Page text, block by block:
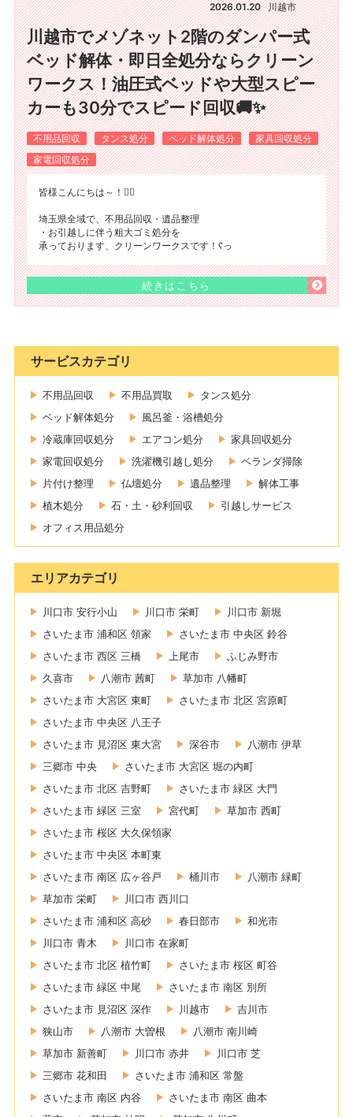
2026.01.20 川越市
川越市でメゾネット2階のダンパー式
ベッド解体・即日全処分ならクリーン
ワークス！油圧式ベッドや大型スピー
カーも30分でスピード回収🚚✨
不用品回収 タンス処分 ベッド解体処分
家具回収処分
家電回収処分
​皆様こんにちは～！🙂‍↕️
埼玉県全域で、不用品回収・遺品整理
・お引越しに伴う粗大ゴミ処分を
承っております、クリーンワークスです！ʕ⁠っ
続きはこちら
サービスカテゴリ
不用品回収 不用品買取
タンス処分
ベッド解体処分
風呂釜・浴槽処分
冷蔵庫回収処分
エアコン処分
家具回収処分
家電回収処分
洗濯機引越し処分
ベランダ掃除
片付け整理
仏壇処分 遺品整理
解体工事
植木処分
石・土・砂利回収
引越しサービス
オフィス用品処分
エリアカテゴリ
川口市 安行小山 川口市 栄町
川口市 新堀
さいたま市 浦和区 領家
さいたま市 中央区 鈴谷
さいたま市 西区 三橋
上尾市
ふじみ野市
久喜市
八潮市 茜町
草加市 八幡町
さいたま市 大宮区 東町
さいたま市 北区 宮原町
さいたま市 中央区 八王子
さいたま市 見沼区 東大宮
深谷市
八潮市 伊草
三郷市 中央
さいたま市 大宮区 堀の内町
さいたま市 北区 吉野町
さいたま市 緑区 大門
さいたま市 緑区 三室
宮代町
草加市 西町
さいたま市 桜区 大久保領家
さいたま市 中央区 本町東
さいたま市 南区 広ヶ谷戸
桶川市
八潮市 緑町
草加市 栄町
川口市 西川口
さいたま市 浦和区 高砂
春日部市
和光市
川口市 青木
川口市 在家町
さいたま市 北区 植竹町
さいたま市 桜区 町谷
さいたま市 緑区 中尾
さいたま市 南区 別所
さいたま市 見沼区 深作
川越市
吉川市
狭山市
八潮市 大曽根
八潮市 南川崎
草加市 新善町
川口市 赤井
川口市 芝
三郷市 花和田
さいたま市 浦和区 常盤
さいたま市 南区 内谷
さいたま市 南区 曲本